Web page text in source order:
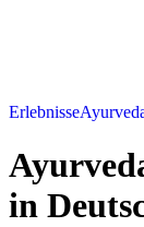
Erlebnisse
in